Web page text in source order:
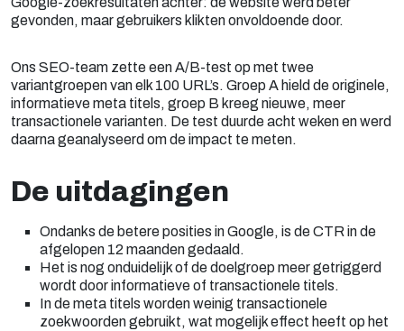
gevonden, maar gebruikers klikten onvoldoende door.
Ons SEO-team zette een A/B-test op met twee
variantgroepen van elk 100 URL’s. Groep A hield de originele,
informatieve meta titels, groep B kreeg nieuwe, meer
transactionele varianten. De test duurde acht weken en werd
daarna geanalyseerd om de impact te meten.
De uitdagingen
Ondanks de betere posities in Google, is de CTR in de
afgelopen 12 maanden gedaald.
Het is nog onduidelijk of de doelgroep meer getriggerd
wordt door informatieve of transactionele titels.
In de meta titels worden weinig transactionele
zoekwoorden gebruikt, wat mogelijk effect heeft op het